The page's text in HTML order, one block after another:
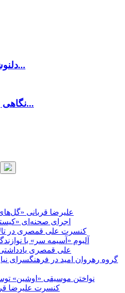
دلنوشته آریا عظیمی‌نژاد برای...
نگاهی به زندگی هنری ناصر عبد...
علیرضا قربانی
اجرای صحنه‌ای
کنسرت علی قمصری در
آلبوم «آسیمه سر» با
علی قمصری
گروه رهروان امید در فرهنگسرای
نواختن موسیقی «اوشین»
کنسرت علیرضا